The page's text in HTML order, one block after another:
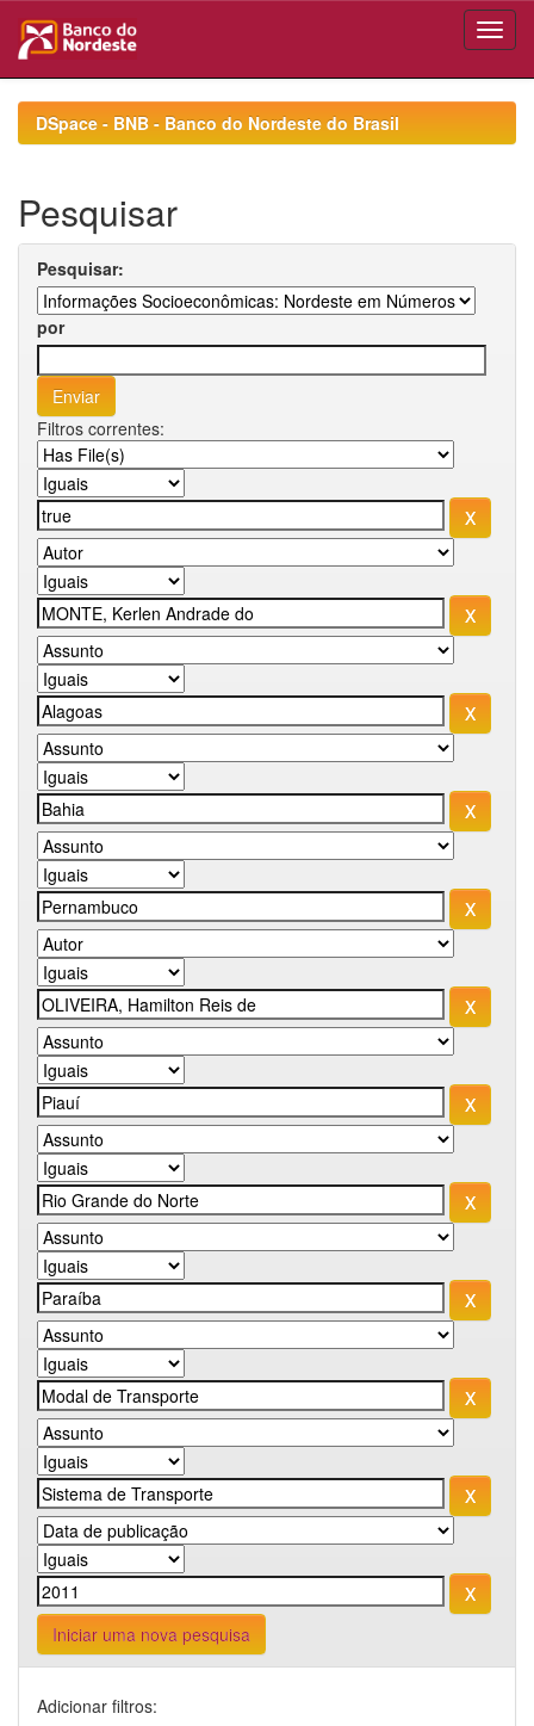
navigationDSpace - BNB - Banco do Nordeste do Brasil
Pesquisar
Pesquisar:
por
Filtros correntes:
Iniciar uma nova pesquisa
Adicionar filtros: